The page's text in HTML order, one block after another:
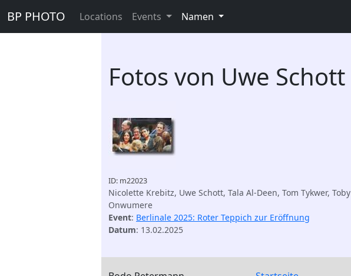
BP PHOTO Locations Events Namen
Fotos von Uwe Schott
ID: m22023
Nicolette Krebitz, Uwe Schott, Tala Al-Deen, Tom Tykwer, Toby
Onwumere
Event: Berlinale 2025: Roter Teppich zur Eröffnung
Datum: 13.02.2025